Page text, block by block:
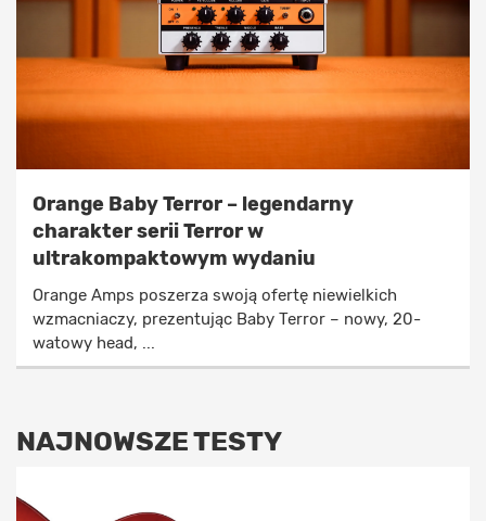
Orange Baby Terror – legendarny
charakter serii Terror w
ultrakompaktowym wydaniu
Orange Amps poszerza swoją ofertę niewielkich
wzmacniaczy, prezentując Baby Terror – nowy, 20-
watowy head, ...
NAJNOWSZE TESTY